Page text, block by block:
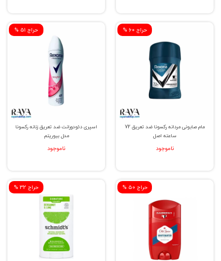
% حراج 60
مام صابونی مردانه رکسونا ضد تعریق 72
ساعته اصل
ناموجود
% حراج 51
اسپری دئودورانت ضد تعریق زنانه رکسونا
مدل بیوریتم
ناموجود
% حراج 50 % حراج 32